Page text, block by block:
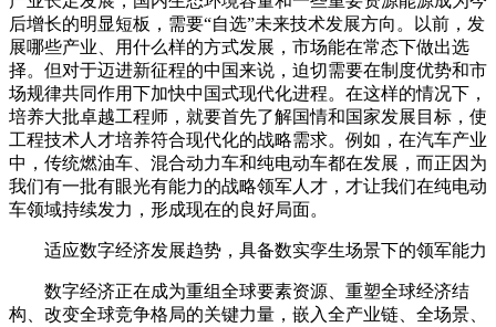
后增长的明显短板，需要“自选”未来技术发展方向。以前，发
展哪些产业、用什么样的方式发展，市场能在常态下做出选
择。但对于迈进新征程的中国来说，迫切需要在制度优势和市
场规律共同作用下加快中国式现代化进程。在这样的情况下，
培养大批卓越工程师，就要首先了解国情和国家发展目标，使
工程技术人才培养符合现代化的战略需求。例如，在汽车产业
中，传统燃油车、混合动力车和纯电动车都在发展，而正因为
我们有一批有眼光有能力的战略领军人才，才让我们在纯电动
车领域持续发力，形成现在的良好局面。
适应数字经济发展趋势，具备数实孪生场景下的领军能力
数字经济正在成为重组全球要素资源、重塑全球经济结
构、改变全球竞争格局的关键力量，嵌入全产业链、全场景、